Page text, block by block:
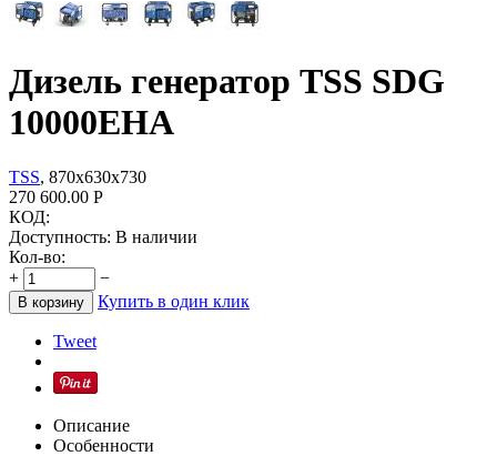
Дизель генератор TSS SDG
10000EHA
TSS, 870х630х730
270 600.00 Р
КОД:
Доступность: В наличии
Кол-во:
+
−
В корзину Купить в один клик
Tweet
Описание
Особенности